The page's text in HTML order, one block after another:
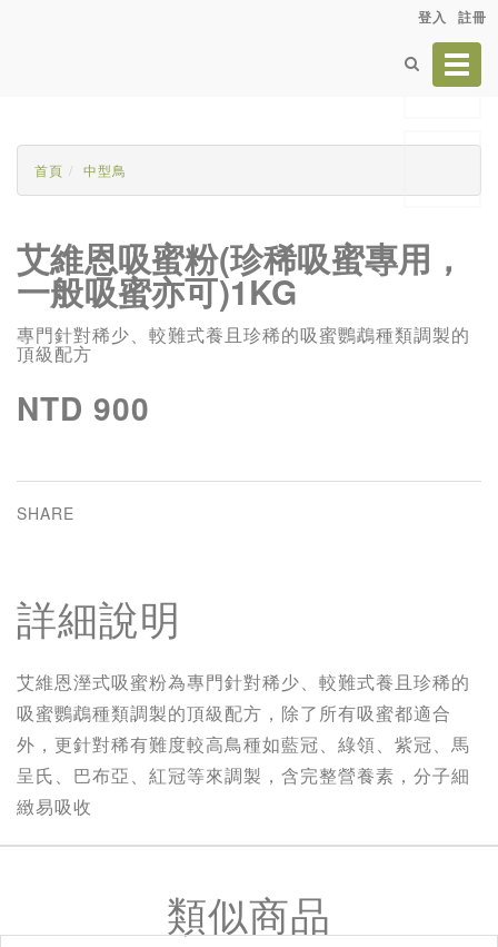
登入 註冊
首頁 中型鳥
艾維恩吸蜜粉(珍稀吸蜜專用，
一般吸蜜亦可)1KG
專門針對稀少、較難式養且珍稀的吸蜜鸚鵡種類調製的
頂級配方
NTD 900
SHARE
詳細說明
艾維恩溼式吸蜜粉為專門針對稀少、較難式養且珍稀的
吸蜜鸚鵡種類調製的頂級配方，除了所有吸蜜都適合
外，更針對稀有難度較高鳥種如藍冠、綠領、紫冠、馬
呈氏、巴布亞、紅冠等來調製，含完整營養素，分子細
緻易吸收
類似商品